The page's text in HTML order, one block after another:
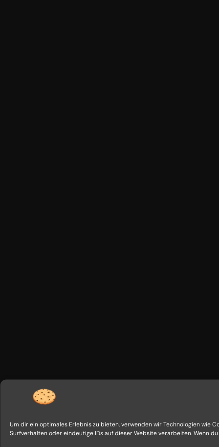
Um dir ein optimales Erlebnis zu bieten, verwenden wir Technologien wie
Surfverhalten oder eindeutige IDs auf dieser Website verarbeiten. Wenn